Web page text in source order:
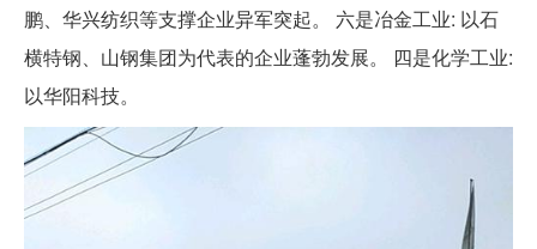
鹏、华兴纺织等支撑企业异军突起。 六是冶金工业: 以石
横特钢、山钢集团为代表的企业蓬勃发展。 四是化学工业:
以华阳科技。